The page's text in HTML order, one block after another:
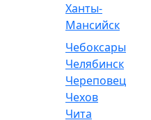
Ханты-
Мансийск
Чебоксары
Челябинск
Череповец
Чехов
Чита